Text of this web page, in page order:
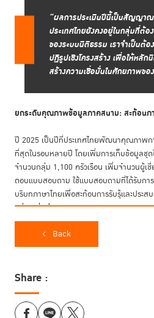
“ผลการประเมินปีนี้เป็นสัญญา
ประเทศไทยยังคงอยู่ในกลุ่มที่ต้อ
ของระบบนิติธรรม เราจำเป็นต้
ปฏิรูปเชิงโครงสร้าง เพื่อให้หลั
สร้างความเชื่อมั่นในศักยภาพขอ
ยกระดับคุณภาพข้อมูลภาคสนาม: สะท้อนภ
ปี 2025 เป็นปีที่ประเทศไทยพัฒนาคุณภาพ
ที่สุดในรอบหลายปี โดยเพิ่มการเก็บข้อมูลชุ
จำนวนกลุ่ม 1,100 ครัวเรือน เพิ่มจำนวนผู้เ
ตอบแบบสอบถาม ใช้แบบสอบถามที่ได้รับกา
บริบทภาษาไทยเพื่อสะท้อนการรับรุ้และประ
อย่างแม่นยำ
การปรับปรุงดังกล่าวเป็นผลจากความร่วมมือ
ซึ่งช่วยทำให้ข้อมูลของไทยมีความเที่ยงตรงแ
Back
Share :